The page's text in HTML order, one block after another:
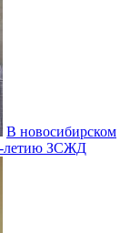
В новосибирском
летию ЗСЖД